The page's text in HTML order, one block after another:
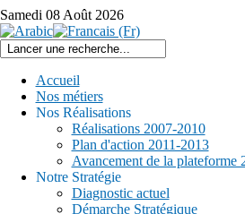
Samedi 08 Août 2026
Accueil
Nos métiers
Nos Réalisations
Réalisations 2007-2010
Plan d'action 2011-2013
Avancement de la plateforme
Notre Stratégie
Diagnostic actuel
Démarche Stratégique